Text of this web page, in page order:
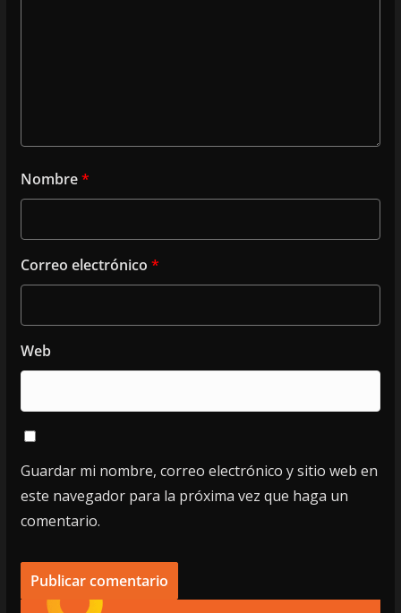
Nombre*
Correo electrónico *
Web
Guardar mi nombre, correo electrónico y sitio web en
este navegador para la próxima vez que haga un
comentario.